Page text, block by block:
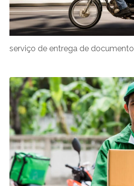
serviço de entrega de documento